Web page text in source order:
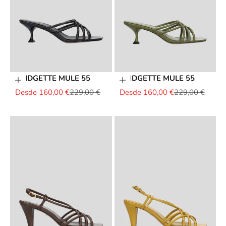
Elige opciones
BRIDGETTE MULE 55
Precio de oferta
Desde 160,00 €Precio normal
229,00 €
Elige opciones
BRIDGETTE MULE 55
Precio de oferta
Desde 160,00 €Precio normal
229,00 €